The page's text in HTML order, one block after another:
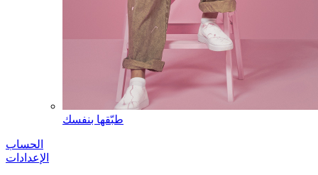
طبّقها بنفسك
الحساب
الإعدادات